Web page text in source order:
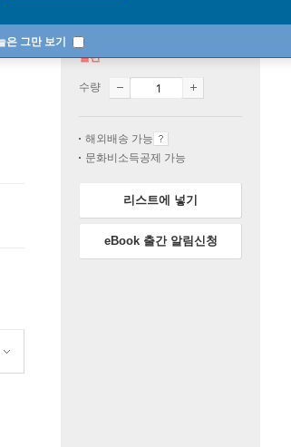
은 그만 보기
절판
수량
해외배송 가능
문화비소득공제 가능
리스트에 넣기
eBook 출간 알림신청